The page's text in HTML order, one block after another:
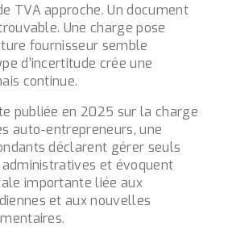
TVA approche. Un document
Une charge pose
fournisseur semble
d’incertitude crée une
continue.
publiée en 2025 sur la charge
auto-entrepreneurs, une
déclarent gérer seuls
et évoquent
importante liée aux
et aux nouvelles